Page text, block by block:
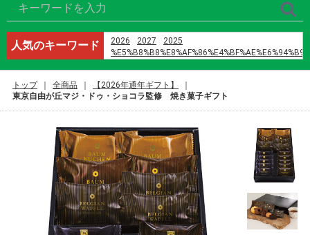
人気のキーワード 2026 2027
2025
%E5%B8%B8%E8%AF%86%E4%BF%AE%E6%94%B9
%E8%AD%A6%E6%A0%A1%E4%BA%94
h%E6%96%87 %E4%B8%8D3p
%D9%8A%D8%A7%D9%88%D9%8A
%D8%A7%D9%84%D9%86%D8%B5%D9%84
%D8%A7%D9%84%D9%81%D8%B5%D9%84 42
2024
%E3%83%9E%E3%82%B9%E3%82%AF
%E8%A3%8F%E8%A1%A8
トップ 全商品
【2026年通年ギフト】
東京自由が丘マジ・ドゥ・ショコラ監修 焼き菓子ギフト